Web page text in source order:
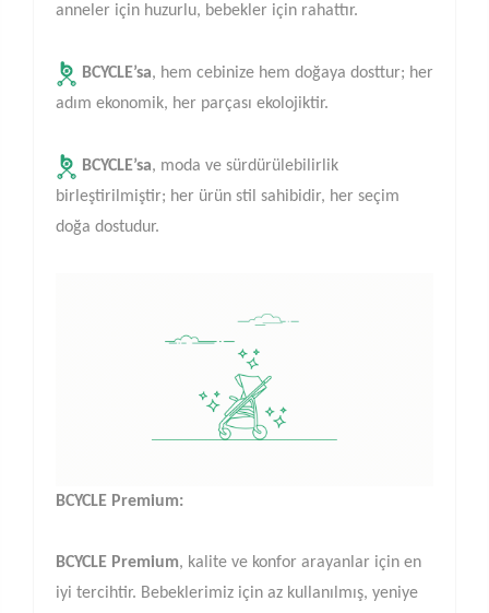
anneler için huzurlu, bebekler için rahattır.
BCYCLE’sa, hem cebinize hem doğaya dosttur; her
adım ekonomik, her parçası ekolojiktir.
BCYCLE’sa, moda ve sürdürülebilirlik
birleştirilmiştir; her ürün stil sahibidir, her seçim
doğa dostudur.
BCYCLE Premium:
BCYCLE Premium, kalite ve konfor arayanlar için en
iyi tercihtir. Bebeklerimiz için az kullanılmış, yeniye